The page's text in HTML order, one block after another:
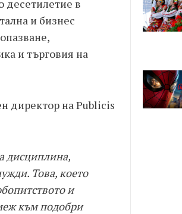
десетилетие в
и бизнес
и търговия на
директор на Publicis
дисциплина,
Това, което
и
към подобри